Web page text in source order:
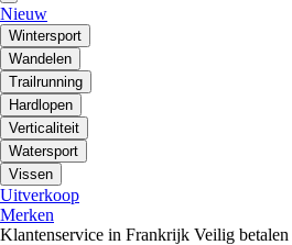
Nieuw
Wintersport
Wandelen
Trailrunning
Hardlopen
Verticaliteit
Watersport
Vissen
Uitverkoop
Merken
Klantenservice in Frankrijk Veilig betalen